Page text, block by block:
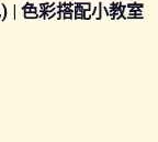
| 色彩搭配小教室